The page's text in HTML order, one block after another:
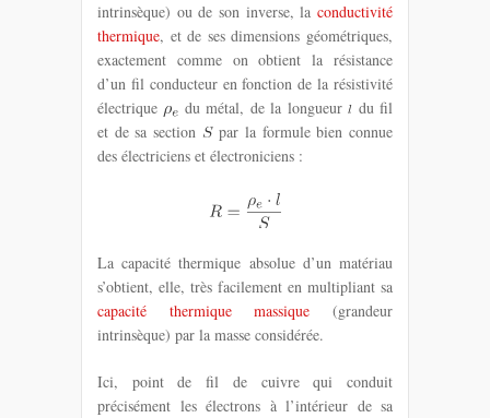
intrinsèque) ou de son inverse, la conductivité
thermique, et de ses dimensions géométriques,
exactement comme on obtient la résistance
d’un fil conducteur en fonction de la résistivité
électrique
du métal, de la longueur du fil
et de sa section
par la formule bien connue
des électriciens et électroniciens :
La capacité thermique absolue d’un matériau
s’obtient, elle, très facilement en multipliant sa
capacité thermique massique (grandeur
intrinsèque) par la masse considérée.
Ici, point de fil de cuivre qui conduit
précisément les électrons à l’intérieur de sa